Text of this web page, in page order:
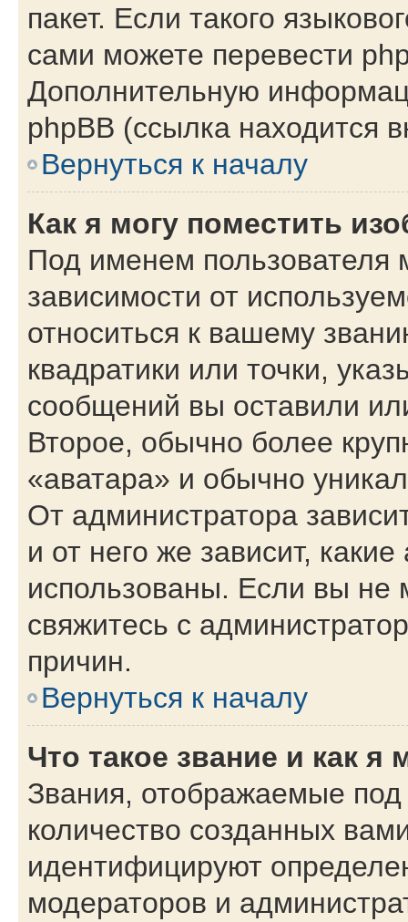
пакет. Если такого
сами можете перевести
Дополнительную
phpBB (ссылка находится
Вернуться к началу
Как я могу поместить
Под именем пользователя
зависимости от
относиться к вашему
квадратики или точки,
сообщений вы оставили
Второе, обычно более
«аватара» и обычно
От администратора
и от него же зависит,
использованы. Если вы не
свяжитесь с
причин.
Вернуться к началу
Что такое звание и как я
Звания, отображаемые
количество созданных
идентифицируют
модераторов и